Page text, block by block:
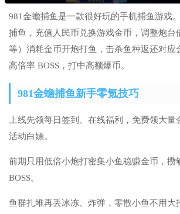
981金蟾捕鱼是一款很好玩的手机捕鱼游戏
捕鱼，充值人民币兑换游戏金币，调整炮台
等）消耗金币开炮打鱼，击杀鱼种返还对应
高倍率 BOSS，打中高额爆币。
981金蟾捕鱼新手零氪技巧
上线先领每日签到、在线福利，免费领大
活动白嫖。
前期只用低倍小炮打密集小鱼稳赚金币，攒
BOSS。
鱼群扎堆再丢冰冻、炸弹，零散小鱼不用大